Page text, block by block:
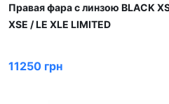
Правая фара с линзою BLACK
XSE / LE XLE LIMITED
11250 грн